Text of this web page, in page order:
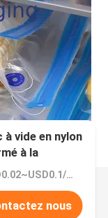
vide en nylon
à la
Prix：USD0.02~USD0.1/PC
nous